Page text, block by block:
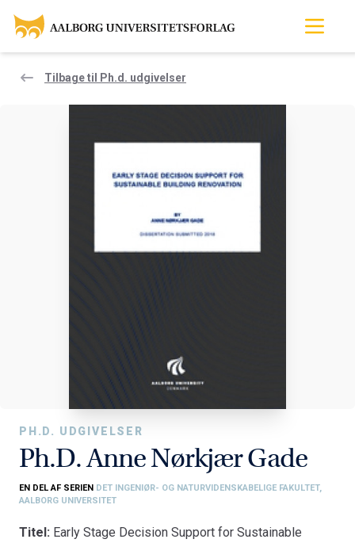
Tilbage til Ph.d. udgivelser
PH.D. UDGIVELSER
Ph.D. Anne Nørkjær Gade
EN DEL AF SERIEN DET INGENIØR- OG NATURVIDENSKABELIGE FAKULTET,
AALBORG UNIVERSITET
Titel: Early Stage Decision Support for Sustainable